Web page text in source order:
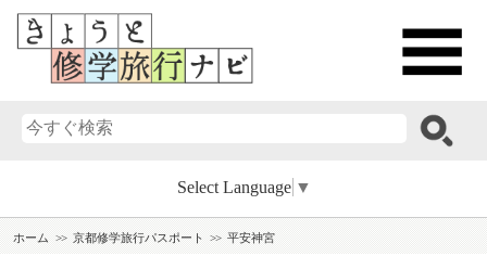
Select Language ▼
ホーム 京都修学旅行パスポート 平安神宮